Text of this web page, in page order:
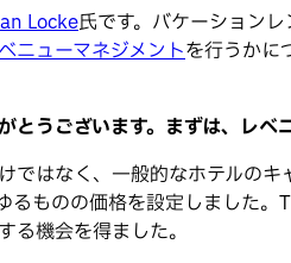
Locke氏です。バケーション
ニューマネジメントを行うかに
とうございます。まずは、レベ
ではなく、一般的なホテルの
るものの価格を設定しました
る機会を得ました。